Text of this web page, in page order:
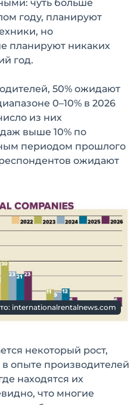
чуть больше
году, планируют
но
планируют никаких
год.
50% ожидают
0–10% в 2026
из них
выше 10% по
периодом прошлого
ожидают
internationalrentalnews.com
некоторый рост,
опыте производителей
находятся их
что многие